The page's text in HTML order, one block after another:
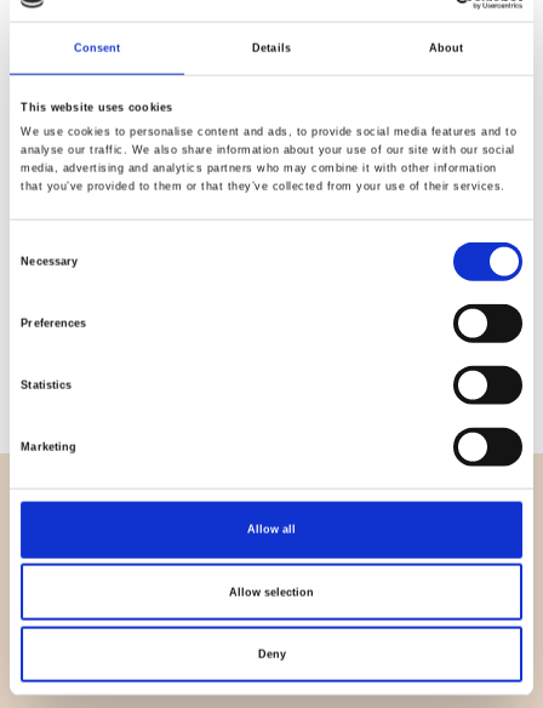
Consent Details About
This website uses cookies
We use cookies to personalise content and ads, to provide social media features and to
analyse our traffic. We also share information about your use of our site with our social
media, advertising and analytics partners who may combine it with other information
that you’ve provided to them or that they’ve collected from your use of their services.
Necessary
Preferences
Statistics
Marketing
Allow all
Allow selection
Deny
Kvalitet
Hurtig
Specifikation
112,00
100% Bomuld
0,152 Kg.
OVERSIGT
Nyheder
Brands